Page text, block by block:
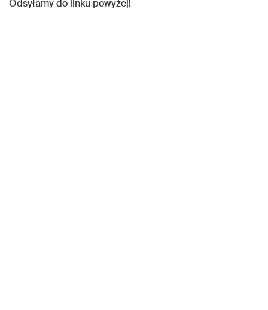
Odsyłamy do linku powyżej!